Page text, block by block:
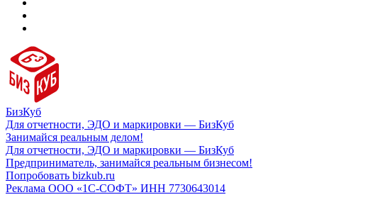
БизКуб
Для отчетности, ЭДО и маркировки — БизКуб
Занимайся реальным делом!
Для отчетности, ЭДО и маркировки — БизКуб
Предприниматель, занимайся реальным бизнесом!
Попробовать bizkub.ru
Реклама ООО «1С-СОФТ» ИНН 7730643014